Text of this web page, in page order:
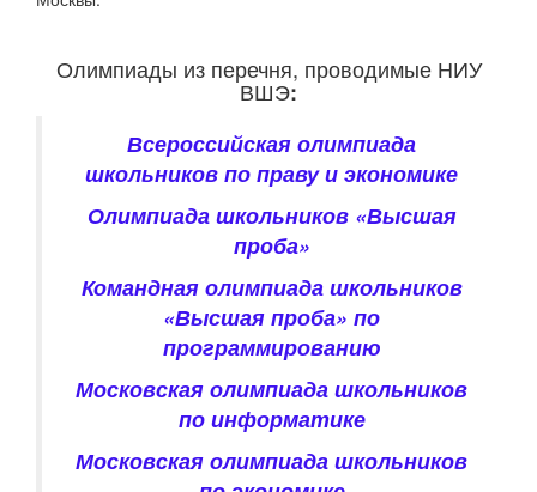
Олимпиады из перечня, проводимые НИУ
ВШЭ:
Всероссийская олимпиада
школьников по праву и экономике
Олимпиада школьников «Высшая
проба»
Командная олимпиада школьников
«Высшая проба» по
программированию
Московская олимпиада школьников
по информатике
Московская олимпиада школьников